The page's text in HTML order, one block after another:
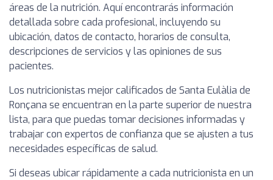
áreas de la nutrición. Aquí encontrarás información
detallada sobre cada profesional, incluyendo su
ubicación, datos de contacto, horarios de consulta,
descripciones de servicios y las opiniones de sus
pacientes.
Los nutricionistas mejor calificados de Santa Eulàlia de
Ronçana se encuentran en la parte superior de nuestra
lista, para que puedas tomar decisiones informadas y
trabajar con expertos de confianza que se ajusten a tus
necesidades específicas de salud.
Si deseas ubicar rápidamente a cada nutricionista en un